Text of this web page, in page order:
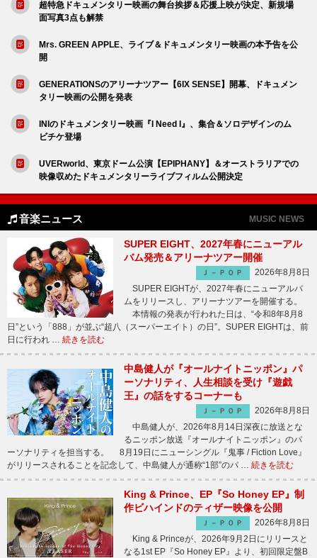
超特急ドキュメンタリー映画の舞台挨拶＆応援上映が決定、新規場
面写真3点も解禁
Mrs. GREEN APPLE、ライブ＆ドキュメンタリー映画の本予告を公
開
GENERATIONSのアリーナツアー【6IX SENSE】開幕、ドキュメン
タリー映画の公開を発表
INIのドキュメンタリー映画『I Need I』、集合＆ソロデザインのム
ビチケ登場
UVERworld、東京ドーム公演【EPIPHANY】＆オーストラリアでの
映像収めたドキュメンタリーライブフィルム公開決定
音楽ニュース MUSIC NEWS
SUPER EIGHT、2027年春にニューアル
バム発売＆アリーナツアー開催
Ｊ－ＰＯＰ
2026年8月8日
SUPER EIGHTが、2027年春にニューアルバ
ムをリリースし、アリーナツアーを開催する。
本情報の発表が行われた日は、“令和8年8月8
日”という「888」が並ぶ“超八（スーパーエイト）の日”。SUPER EIGHTは、前
日に行われ … 続きを読む
中島健人が『オールナイトニッポン』パ
ーソナリティ、人生相談を受け『遊戯
王』の話をするコーナーも
Ｊ－ＰＯＰ
2026年8月8日
中島健人が、2026年8月14日深夜に放送とな
るニッポン放送『オールナイトニッポン』のパ
ーソナリティを担当する。 8月19日にニューシングル『鬼事 / Fiction Love』
がリリースされることを記念して、中島健人が通称“1部”のパ … 続きを読む
King & Prince、EP『So Honey EP』制
作ビハインドのティザー映像を公開
Ｊ－ＰＯＰ
2026年8月8日
King & Princeが、2026年9月2日にリリースと
なる1st EP『So Honey EP』より、初回限定盤B